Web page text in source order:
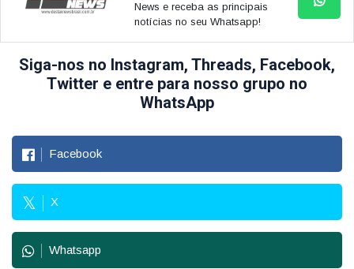
News e receba as principais
notícias no seu Whatsapp!
Siga-nos no Instagram, Threads, Facebook,
Twitter e entre para nosso grupo no
WhatsApp
Facebook
X
Whatsapp